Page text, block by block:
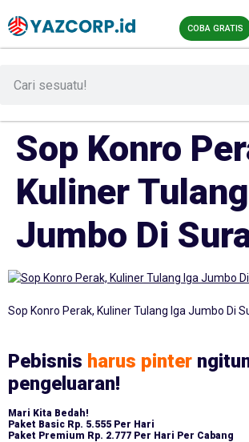
COBA GRATIS
Sop Konro
Kuliner
Jumbo Di
Sop Konro Perak, Kuliner Tulang Iga Jumbo Di
Pebisnis harus pinter
pengeluaran!
Mari Kita Bedah!
Paket Basic Rp. 5.555 Per Hari
Paket Premium Rp. 2.777 Per Hari Per Cabang